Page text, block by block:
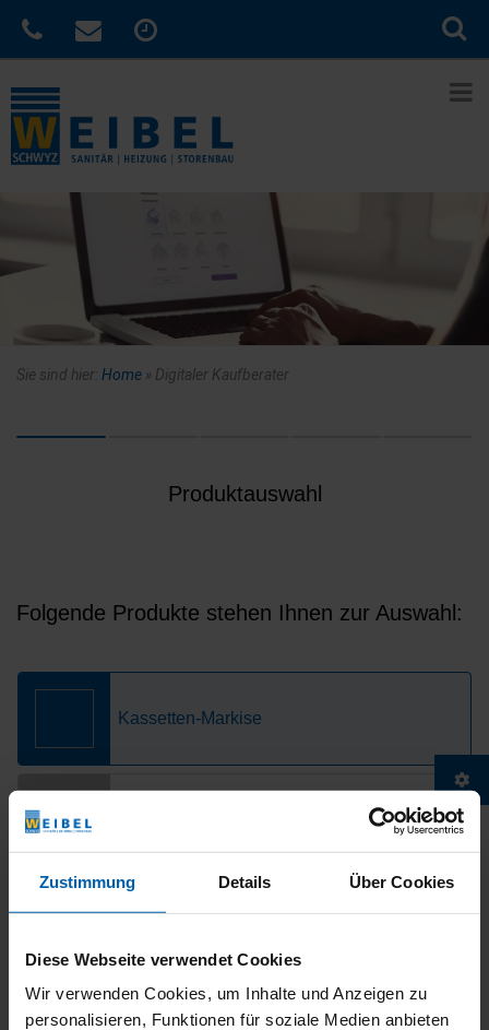
Zustimmung Details Über Cookies
Diese Webseite verwendet Cookies
Wir verwenden Cookies, um Inhalte und Anzeigen zu
personalisieren, Funktionen für soziale Medien anbieten
Sie sind hier: Home » Digitaler Kaufberater